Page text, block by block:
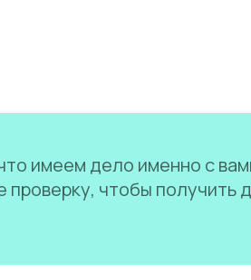
имеем дело именно с
чтобы получить